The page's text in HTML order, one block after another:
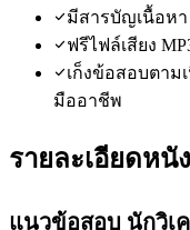
มีสารบัญเนื้อห
ฟรีไฟล์เสียง
เก็งข้อสอบตา
มืออาชีพ
รายละเอียดหนั
แนวข้อสอบ นักวิเ